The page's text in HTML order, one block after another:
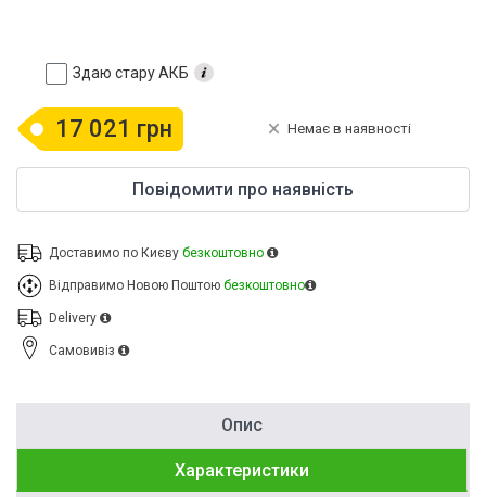
Здаю стару АКБ
17 021 грн Немає в наявності
Повідомити про наявність
Доставимо по Києву безкоштовно
Відправимо Новою Поштою безкоштовно
Delivery
Cамовивіз
Опис
Характеристики